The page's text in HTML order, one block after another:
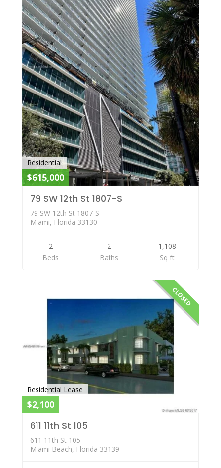
Residential
$615,000
79 SW 12th St 1807-S
79 SW 12th St 1807-S
Miami, Florida 33130
2
Beds
2
Baths
1,108
Sq ft
CLOSED
Residential Lease
$2,100
611 11th St 105
611 11th St 105
Miami Beach, Florida 33139